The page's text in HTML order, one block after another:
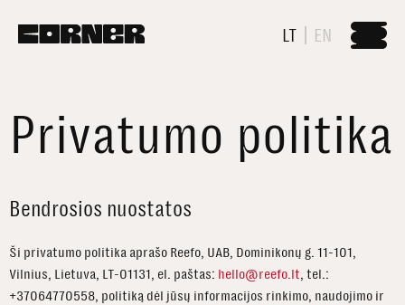
LT EN
Privatumo politika
Bendrosios nuostatos
Ši privatumo politika aprašo Reefo, UAB, Dominikonų g. 11-101,
Vilnius, Lietuva, LT-01131, el. paštas: hello@reefo.lt, tel.:
+37064770558, politiką dėl jūsų informacijos rinkimo, naudojimo ir